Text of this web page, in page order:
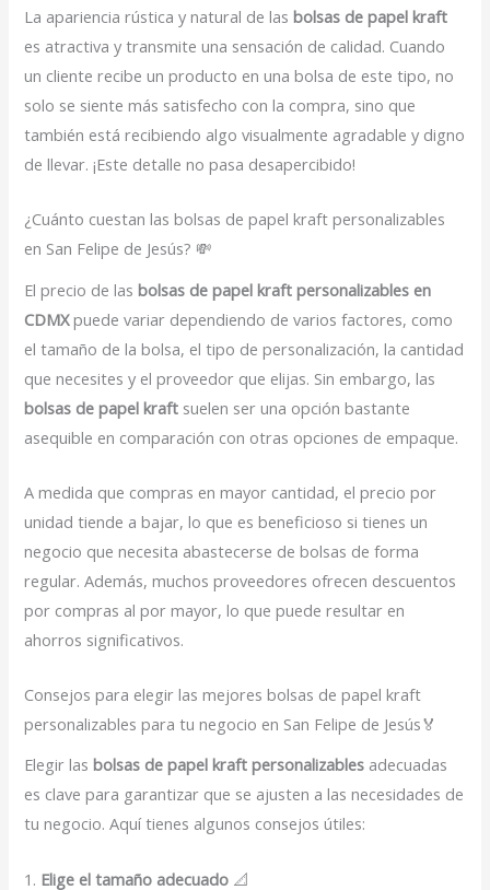
La apariencia rústica y natural de lasbolsas de papel kraft
es atractiva y transmite una sensación de calidad. Cuando
un cliente recibe un producto en una bolsa de este tipo, no
solo se siente más satisfecho con la compra, sino que
también está recibiendo algo visualmente agradable y digno
de llevar. ¡Este detalle no pasa desapercibido!
¿Cuánto cuestan las bolsas de papel kraft personalizables
en San Felipe de Jesús? 💸
El precio de lasbolsas de papel kraft personalizables en
CDMXpuede variar dependiendo de varios factores, como
el tamaño de la bolsa, el tipo de personalización, la cantidad
que necesites y el proveedor que elijas. Sin embargo, las
bolsas de papel kraft suelen ser una opción bastante
asequible en comparación con otras opciones de empaque.
A medida que compras en mayor cantidad, el precio por
unidad tiende a bajar, lo que es beneficioso si tienes un
negocio que necesita abastecerse de bolsas de forma
regular. Además, muchos proveedores ofrecen descuentos
por compras al por mayor, lo que puede resultar en
ahorros significativos.
Consejos para elegir las mejores bolsas de papel kraft
personalizables para tu negocio en San Felipe de Jesús🏅
Elegir lasbolsas de papel kraft personalizables adecuadas
es clave para garantizar que se ajusten a las necesidades de
tu negocio. Aquí tienes algunos consejos útiles:
1. Elige el tamaño adecuado 📐